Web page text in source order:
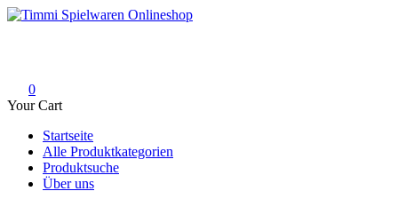
Skip
0
Your Cart
Startseite
Alle Produktkategorien
Produktsuche
Über uns